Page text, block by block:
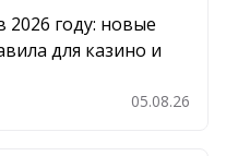
2026 году: новые
для казино и
05.08.26